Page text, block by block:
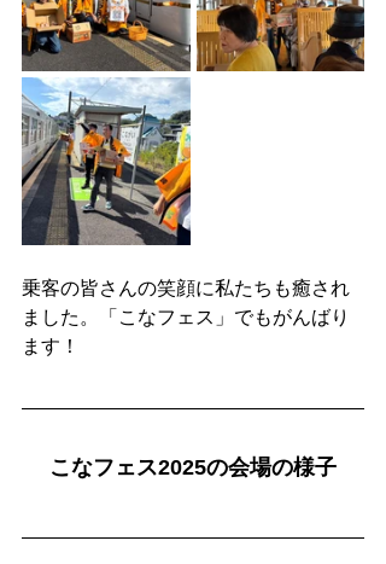
乗客の皆さんの笑顔に私たちも癒され
ました。「こなフェス」でもがんばり
ます！
こなフェス2025の会場の様子